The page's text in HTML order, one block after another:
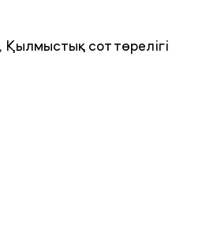
сот төрелігі